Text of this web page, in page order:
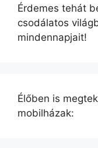
Érdemes tehát
csodálatos
mindennapjait!
Élőben is
mobilházak: